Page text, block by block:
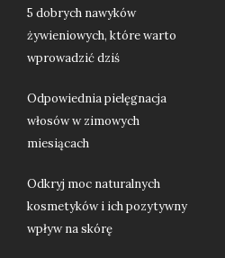
5 dobrych nawyków
żywieniowych, które warto
wprowadzić dziś
Odpowiednia pielęgnacja
włosów w zimowych
miesiącach
Odkryj moc naturalnych
kosmetyków i ich pozytywny
wpływ na skórę